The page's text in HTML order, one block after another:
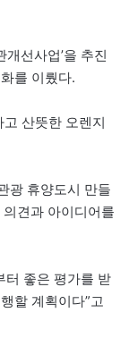
선사업’을 추진
를 이뤘다.
산뜻한 오렌지
광 휴양도시 만들
견과 아이디어를
터 좋은 평가를 받
할 계획이다”고